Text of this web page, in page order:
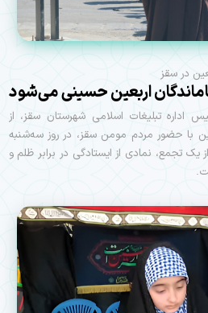
در سقز
اربعین حسینی می‌شود
اداره تبلیغات اسلامی شهرستان سقز، از
با حضور مردم مومن سقز، در روز سه‌شنبه
یک تجمع، نمادی از ایستادگی در برابر ظلم و